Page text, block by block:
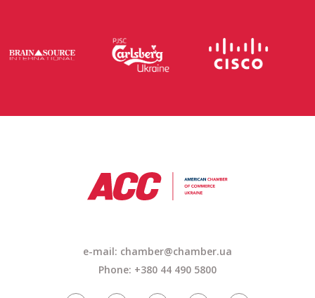
e-mail: chamber@chamber.ua
Phone: +380 44 490 5800